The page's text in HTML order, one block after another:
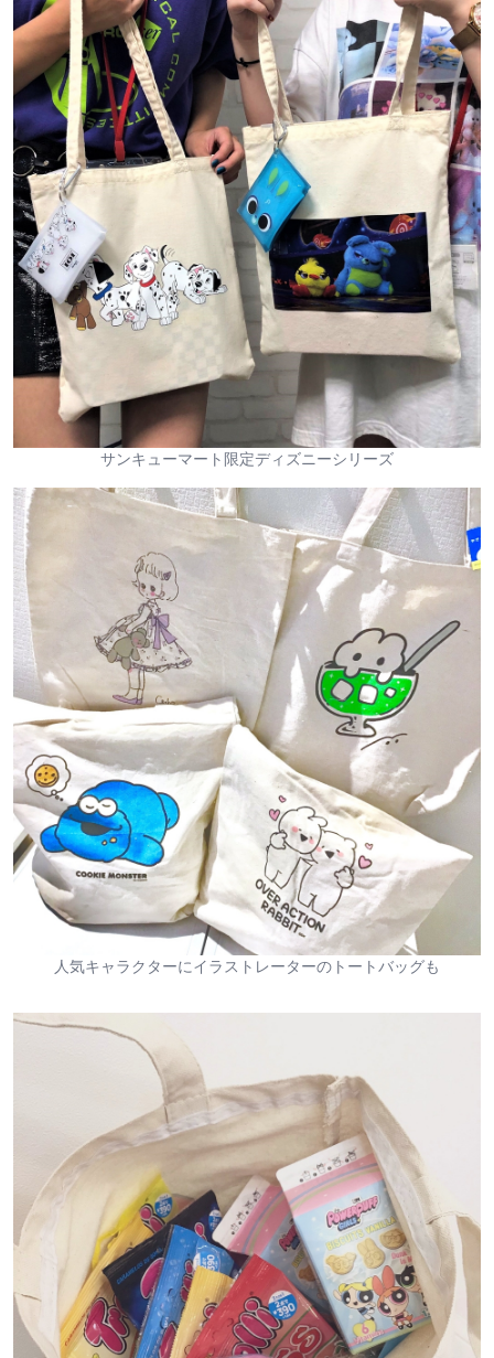
サンキューマート限定ディズニーシリーズ
人気キャラクターにイラストレーターのトートバッグも